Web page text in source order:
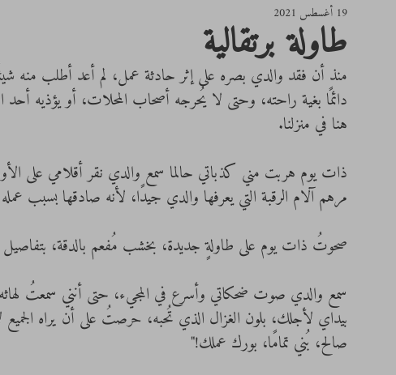
طاولة برتقالية
19 أغسطس 2021
منذ أن فقد والدي بصره على إثر حادثة عمل، لم أعد أطلب منه
دائمًا بغية راحته، وحتى لا يُحرجه أصحاب المحلات، أو يؤذيه أحد
هنا في منزلنا.
ذات يوم هربت مني كذباتي حالما سمع والدي نقر أقلامي على
مرهم آلام الرقبة التي يعرفها والدي جيدًا، لأنه صادقها بسبب
صحوتُ ذات يوم على طاولةٍ جديدة، بخشب مُفعم بالدقة،
سمع والدي صوت ضحكاتي وأسرع في المجيء، حتى أنني سمعتُ
بيداي لأجلك، بلون الغزال الذي تُحبه، حرصتُ على أن يراه الجميع
صالح، بُني تمامًا، بورك عملك!"